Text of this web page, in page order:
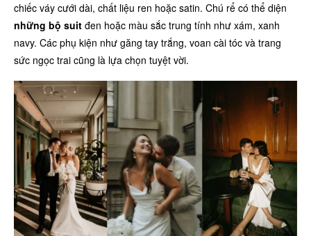
chiếc váy cưới dài, chất liệu ren hoặc satin. Chú rể có thể diện
những bộ suit đen hoặc màu sắc trung tính như xám, xanh
navy. Các phụ kiện như găng tay trắng, voan cài tóc và trang
sức ngọc trai cũng là lựa chọn tuyệt vời.